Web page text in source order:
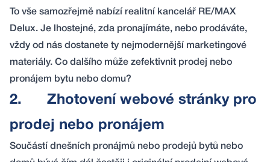
To vše samozřejmě nabízí realitní kancelář RE/MAX
Delux. Je lhostejné, zda pronajímáte, nebo prodáváte,
vždy od nás dostanete ty nejmodernější marketingové
materiály. Co dalšího může zefektivnit prodej nebo
pronájem bytu nebo domu?
2.
Zhotovení webové stránky pro
prodej nebo pronájem
Součástí dnešních pronájmů nebo prodejů bytů nebo